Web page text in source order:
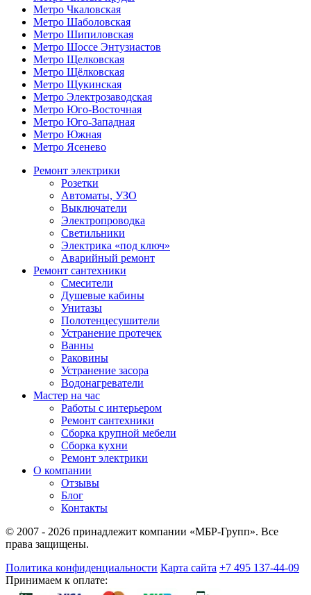
Метро Чкаловская
Метро Шаболовская
Метро Шипиловская
Метро Шоссе Энтузиастов
Метро Щелковская
Метро Щёлковская
Метро Щукинская
Метро Электрозаводская
Метро Юго-Восточная
Метро Юго-Западная
Метро Южная
Метро Ясенево
Ремонт электрики
Розетки
Автоматы, УЗО
Выключатели
Электропроводка
Светильники
Электрика «под ключ»
Аварийный ремонт
Ремонт сантехники
Смесители
Душевые кабины
Унитазы
Полотенцесушители
Устранение протечек
Ванны
Раковины
Устранение засора
Водонагреватели
Мастер на час
Работы с интерьером
Ремонт сантехники
Сборка крупной мебели
Сборка кухни
Ремонт электрики
О компании
Отзывы
Блог
Контакты
© 2007 - 2026 принадлежит компании «МБР-Групп». Все
права защищены.
Политика конфиденциальности Карта сайта +7 495 137-44-09
Принимаем к оплате: